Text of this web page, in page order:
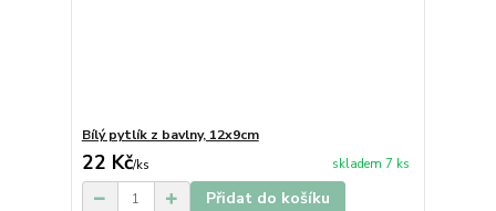
Bílý pytlík z bavlny, 12x9cm
22 Kč/ks skladem 7 ks
Přidat do košíku